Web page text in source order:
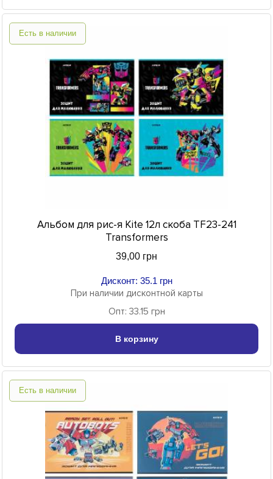
Есть в наличии
Альбом для рис-я Kite 12л скоба TF23-241
Transformers
39,00 грн
Дисконт: 35.1 грн
При наличии дисконтной карты
Опт: 33.15 грн
В корзину
Есть в наличии